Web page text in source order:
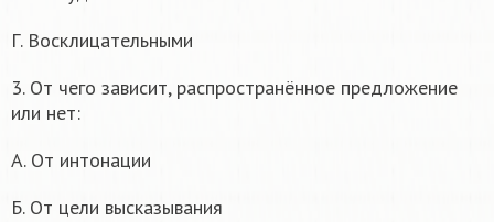
Г. Восклицательными
3. От чего зависит, распространённое предложение
или нет:
А. От интонации
Б. От цели высказывания